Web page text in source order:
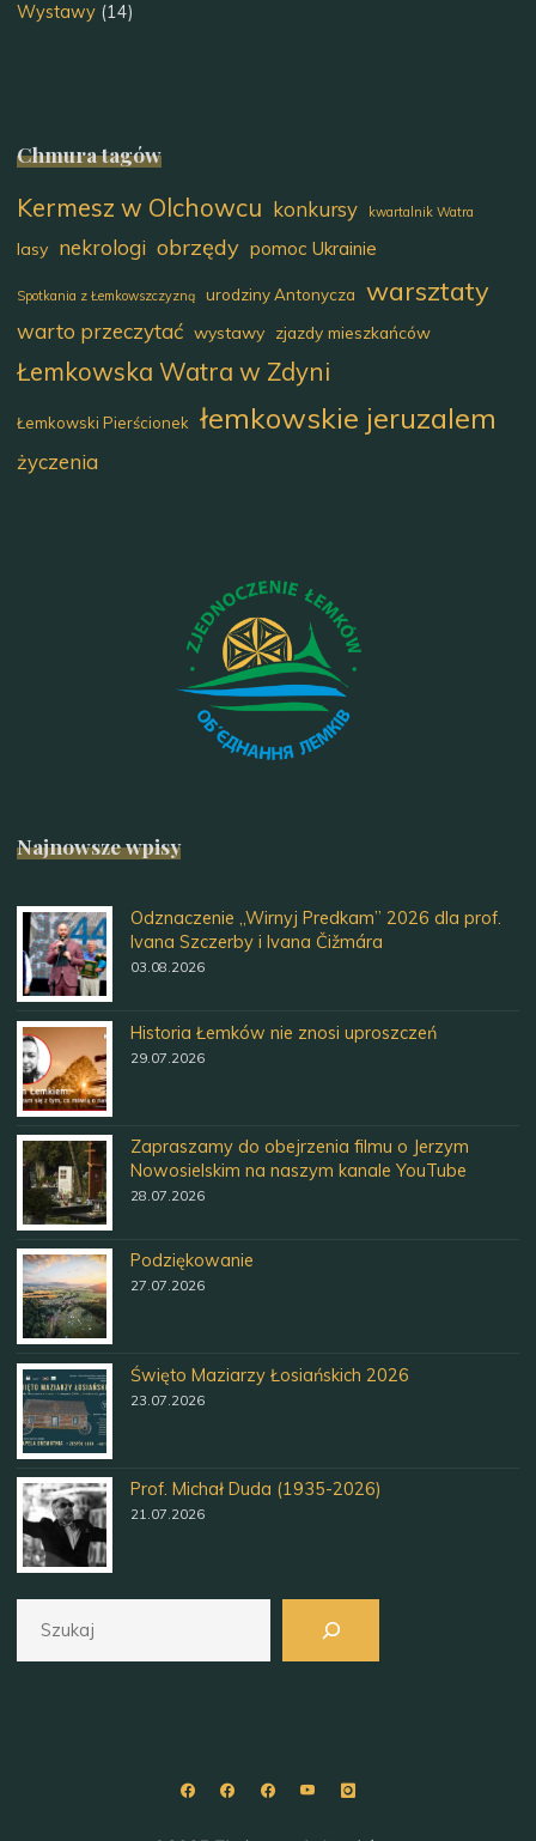
Wystawy (14)
Chmura tagów
Kermesz w Olchowcu konkursy kwartalnik Watra
lasy nekrologi obrzędy pomoc Ukrainie
Spotkania z Łemkowszczyzną urodziny Antonycza warsztaty
warto przeczytać wystawy zjazdy mieszkańców
Łemkowska Watra w Zdyni
Łemkowski Pierścionek łemkowskie jeruzalem
życzenia
Najnowsze wpisy
Odznaczenie „Wirnyj Predkam” 2026 dla prof.
Ivana Szczerby i Ivana Čižmára
03.08.2026
Historia Łemków nie znosi uproszczeń
29.07.2026
Zapraszamy do obejrzenia filmu o Jerzym
Nowosielskim na naszym kanale YouTube
28.07.2026
Podziękowanie
27.07.2026
Święto Maziarzy Łosiańskich 2026
23.07.2026
Prof. Michał Duda (1935-2026)
21.07.2026